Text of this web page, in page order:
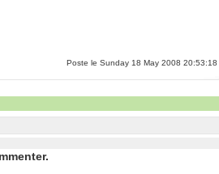
Poste le Sunday 18 May 2008 20:53:18